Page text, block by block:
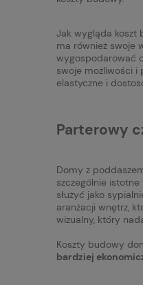
Jak wygląda koszt
ma również swoje
wygospodarować
swoje możliwości i
elastyczne i
Parterowy
Domy z
szczególnie
służyć jako
aranżacji wnętrz,
wizualny, który
Koszty budowy
bardziej